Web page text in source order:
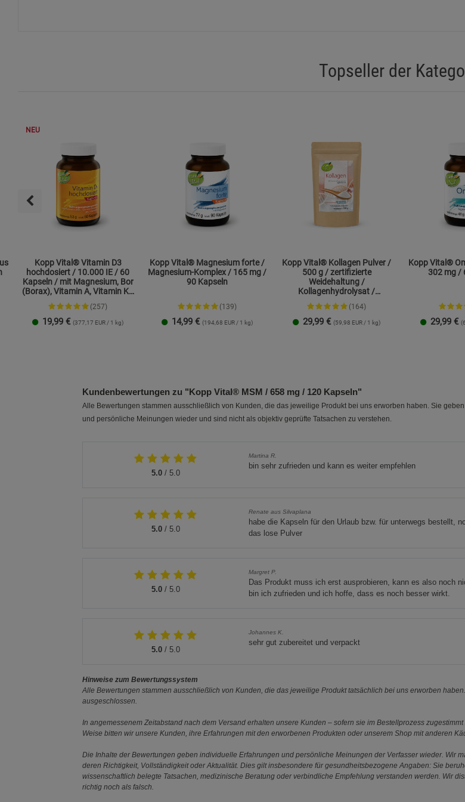
Topseller der
NEU
Kopp Vital® Vitamin D3
hochdosiert / 10.000 IE / 60
Kapseln / mit Magnesium, Bor
(Borax), Vitamin A, Vitamin K2
und Zink
(257)
19,99 € (377,17 EUR / 1 kg)
Kopp Vital® Magnesium forte /
Magnesium-Komplex / 165 mg /
90 Kapseln
(139)
14,99 € (194,68 EUR / 1 kg)
Kopp Vital® Kollagen Pulver /
500 g / zertifizierte
Weidehaltung /
Kollagenhydrolysat /
Kollagenpeptid / 91% Eiweiß
(164)
29,99 € (59,98 EUR / 1 kg)
Kopp Vital®
302 mg /
29,99 €
Kundenbewertungen zu "Kopp Vital® MSM / 658 mg / 120 Kapseln"
Alle Bewertungen stammen ausschließlich von Kunden, die das jeweilige Produkt bei uns erworben haben. Sie
und persönliche Meinungen wieder und sind nicht als objektiv geprüfte Tatsachen zu verstehen.
5.0/ 5.0
Martina R.
bin sehr zufrieden und kann es weiter empfehlen
5.0/ 5.0
Renate aus Silvaplana
habe die Kapseln für den Urlaub bzw. für unterwegs bestellt,
das lose Pulver
5.0/ 5.0
Margret P.
Das Produkt muss ich erst ausprobieren, kann es also noch
bin ich zufrieden und ich hoffe, dass es noch besser wirkt.
5.0/ 5.0
Johannes K.
sehr gut zubereitet und verpackt
Hinweise zum Bewertungssystem
Alle Bewertungen stammen ausschließlich von Kunden, die das jeweilige Produkt tatsächlich bei uns erworben
ausgeschlossen.
In angemessenem Zeitabstand nach dem Versand erhalten unsere Kunden – sofern sie im Bestellprozess
Weise bitten wir unsere Kunden, ihre Erfahrungen mit den erworbenen Produkten oder unserem Shop mit anderen
Die Inhalte der Bewertungen geben individuelle Erfahrungen und persönliche Meinungen der Verfasser wieder. Wir
deren Richtigkeit, Vollständigkeit oder Aktualität. Dies gilt insbesondere für gesundheitsbezogene Angaben: Sie
wissenschaftlich belegte Tatsachen, medizinische Beratung oder verbindliche Empfehlung verstanden werden. Wir
richtig noch als falsch.